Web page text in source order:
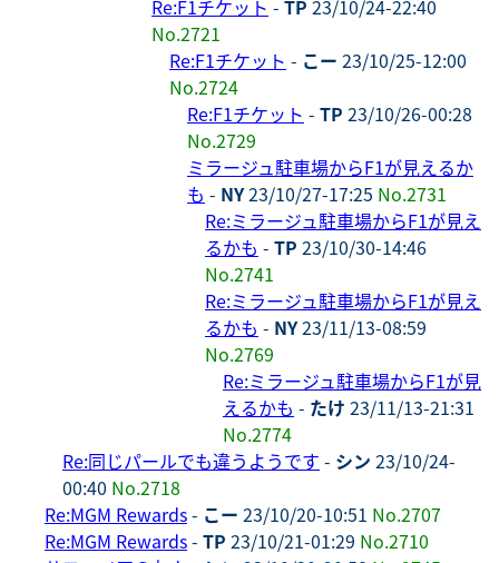
Re:F1チケット - TP 23/10/24-22:40
No.2721
Re:F1チケット - こー 23/10/25-12:00
No.2724
Re:F1チケット - TP 23/10/26-00:28
No.2729
ミラージュ駐車場からF1が見えるか
も - NY23/10/27-17:25 No.2731
Re:ミラージュ駐車場からF1が見え
るかも - TP 23/10/30-14:46
No.2741
Re:ミラージュ駐車場からF1が見え
るかも - NY23/11/13-08:59
No.2769
Re:ミラージュ駐車場からF1が見
えるかも - たけ 23/11/13-21:31
No.2774
Re:同じパールでも違うようです - シン 23/10/24-
00:40 No.2718
Re:MGM Rewards- こー 23/10/20-10:51 No.2707
Re:MGM Rewards- TP 23/10/21-01:29 No.2710